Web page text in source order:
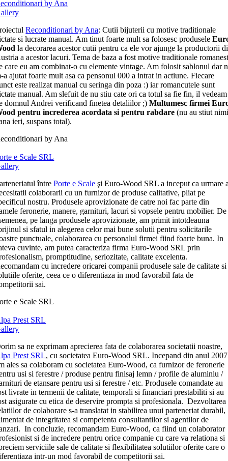
by Ana
Reconditionari by Ana: Cutii bijuterii cu motive traditionale
si lucrate manual. Am tinut foarte mult sa folosesc produsele
la decorarea acestor cutii pentru ca ele vor ajunge la productorii
a acestor lacuri. Tema de baza a fost motive traditionale
care eu am combinat-o cu elemente vintage. Am folosit sablonul dar
a ajutat foarte mult asa ca pensonul 000 a intrat in actiune. Fiecare
este realizat manual cu seringa din poza :) iar romancutele sunt
manual. Am slefuit de nu stiu cate ori ca totul sa fie fin, il vedeam
domnul Andrei verificand finetea detaliilor ;)Multumesc firmei
pentru increderea acordata si pentru rabdare (nu au stiut
ieri, suspans total).
by Ana
e Scale SRL
întrePorte e Scale şi Euro-Wood SRL a inceput ca urmare
colaborarii cu un furnizor de produse calitative, pliat pe
nostru. Produsele aprovizionate de catre noi fac parte din
feronerie, manere, garnituri, lacuri si vopsele pentru mobilier. De
pe langa produsele aprovizionate, am primit intotdeauna
si sfatul in alegerea celor mai bune solutii pentru solicitarile
punctuale, colaborarea cu personalul firmei fiind foarte buna. In
cuvinte, am putea caracteriza firma Euro-Wood SRL prin
promptitudine, seriozitate, calitate excelenta.
cu incredere oricarei companii produsele sale de calitate si
oferite, ceea ce o diferentiaza in mod favorabil fata de
sai.
e Scale SRL
Prest SRL
sa ne exprimam aprecierea fata de colaborarea societatii noastre,
Prest SRL, cu societatea Euro-Wood SRL. Incepand din anul
ales sa colaboram cu societatea Euro-Wood, ca furnizor de feronerie
usi si ferestre / produse pentru finisaj lemn / profile de aluminiu /
de etansare pentru usi si ferestre / etc. Produsele comandate au
livrate in termenii de calitate, temporali si financiari prestabiliti si au
asigurate cu etica de deservire prompta si profesionala. Dezvoltarea
de colaborare s-a translatat in stabilirea unui parteneriat durabil,
de integritatea si competenta consultantilor si agentilor de
In concluzie, recomandam Euro-Wood, ca fiind un colaborator
si de incredere pentru orice companie cu care va relationa si
serviciile sale de calitate si flexibilitatea solutiilor oferite care o
intr-un mod favorabil de competitorii sai.